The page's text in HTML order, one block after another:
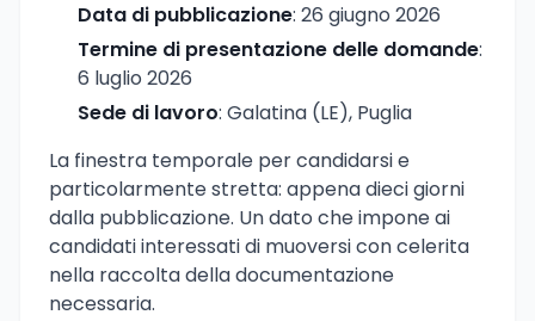
Data di pubblicazione: 26 giugno 2026
Termine di presentazione delle domande:
6 luglio 2026
Sede di lavoro: Galatina (LE), Puglia
La finestra temporale per candidarsi e
particolarmente stretta: appena dieci giorni
dalla pubblicazione. Un dato che impone ai
candidati interessati di muoversi con celerita
nella raccolta della documentazione
necessaria.